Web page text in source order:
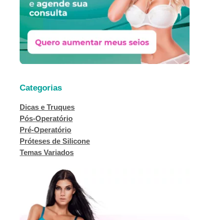
Categorias
Dicas e Truques
Pós-Operatório
Pré-Operatório
Próteses de Silicone
Temas Variados